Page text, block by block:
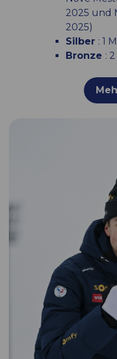
2025 und
2025)
Silber : 1
Bronze :